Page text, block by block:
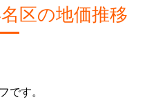
区の地価推移
です。